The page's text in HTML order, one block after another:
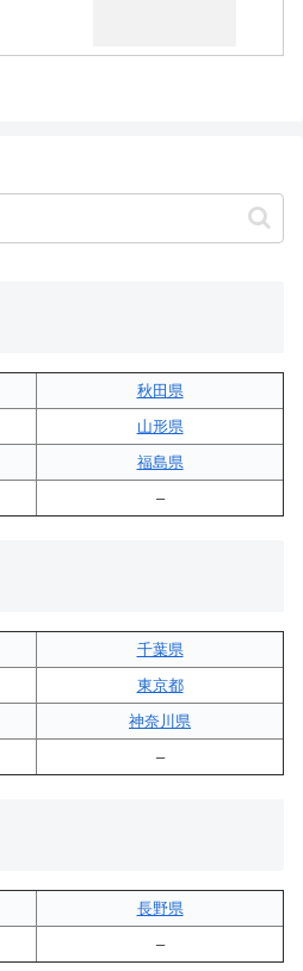
秋田県
山形県
福島県
–
千葉県
東京都
神奈川県
–
長野県
–